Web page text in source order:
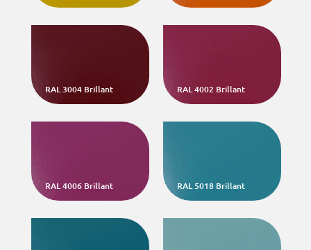
RAL 3004 Brillant RAL 4002 Brillant
RAL 4006 Brillant RAL 5018 Brillant